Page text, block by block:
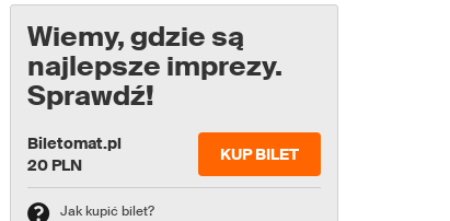
Wiemy, gdzie są
najlepsze imprezy.
Sprawdź!
Biletomat.pl
20 PLN
KUP BILET
Jak kupić bilet?